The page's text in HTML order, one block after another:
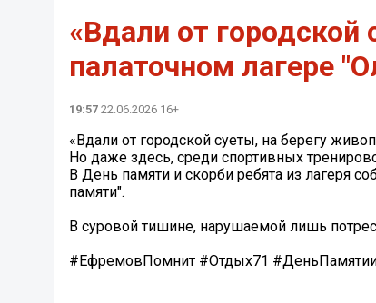
«Вдали от городской
палаточном лагере
19:57 22.06.2026 16+
«Вдали от городской суеты, на берегу
Но даже здесь, среди спортивных
В День памяти и скорби ребята из лагеря
памяти".
В суровой тишине, нарушаемой лишь
#ЕфремовПомнит #Отдых71